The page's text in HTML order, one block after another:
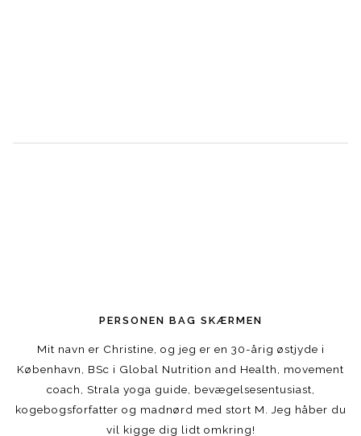
PERSONEN BAG SKÆRMEN
Mit navn er Christine, og jeg er en 30-årig østjyde i
København, BSc i Global Nutrition and Health, movement
coach, Strala yoga guide, bevægelsesentusiast,
kogebogsforfatter og madnørd med stort M. Jeg håber du
vil kigge dig lidt omkring!